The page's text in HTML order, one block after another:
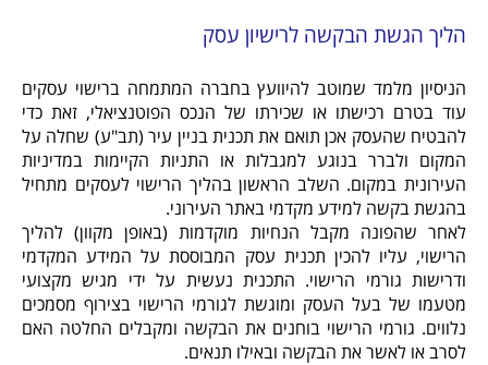
הליך הגשת הבקשה לרישיון עסק
הניסיון מלמד שמוטב להיוועץ בחברה המתמחה ברישוי עסקים
עוד בטרם רכישתו או שכירתו של הנכס הפוטנציאלי, זאת כדי
להבטיח שהעסק אכן תואם את תכנית בניין עיר (תב"ע) שחלה על
המקום ולברר בנוגע למגבלות או התניות הקיימות במדיניות
העירונית במקום. השלב הראשון בהליך הרישוי לעסקים מתחיל
בהגשת בקשה למידע מקדמי באתר העירוני.
לאחר שהפונה מקבל הנחיות מוקדמות (באופן מקוון) להליך
הרישוי, עליו להכין תכנית עסק המבוססת על המידע המקדמי
ודרישות גורמי הרישוי. התכנית נעשית על ידי מגיש מקצועי
מטעמו של בעל העסק ומוגשת לגורמי הרישוי בצירוף מסמכים
נלווים. גורמי הרישוי בוחנים את הבקשה ומקבלים החלטה האם
לסרב או לאשר את הבקשה ובאילו תנאים.